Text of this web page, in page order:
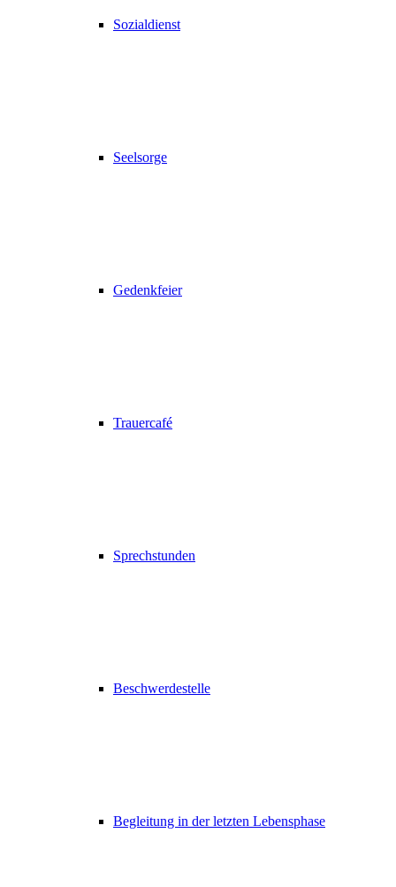
Sozialdienst
Seelsorge
Gedenkfeier
Trauercafé
Sprechstunden
Beschwerdestelle
Begleitung in der letzten Lebensphase